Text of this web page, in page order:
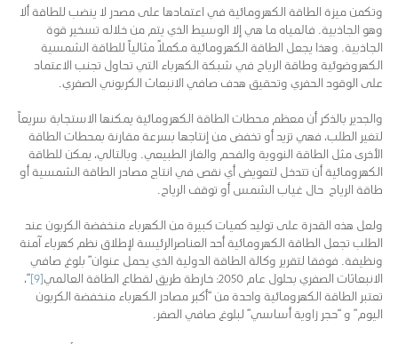
وتكمن ميزة الطاقة الكهرومائية في اعتمادها على مصدر لا ينضب للطاقة ألا
وهو الجاذبية. فالمياه ما هي إلا الوسيط الذي يتم من خلاله تسخير قوة
الجاذبية. وهذا يجعل الطاقة الكهرومائية مكملاً مثالياً للطاقة الشمسية
الكهروضوئية وطاقة الرياح في شبكة الكهرباء التي تحاول تجنب الاعتماد
على الوقود الحفري وتحقيق هدف صافي الانبعاث الكربوني الصفري.
والجدير بالذكر أن معظم محطات الطاقة الكهرومائية يمكنها الاستجابة سريعاً
لتغير الطلب، فهي تزيد أو تخفض من إنتاجها بسرعة مقارنة بمحطات الطاقة
الأخرى مثل الطاقة النووية والفحم والغاز الطبيعي. وبالتالي، يمكن للطاقة
الكهرومائية أن تتدخل لتعويض أي نقص في انتاج مصادر الطاقة الشمسية أو
طاقة الرياح حال غياب الشمس أو توقف الرياح.
ولعل هذه القدرة على توليد كميات كبيرة من الكهرباء منخفضة الكربون عند
الطلب تجعل الطاقة الكهرومائية أحد العناصرالرئيسة لإطلاق نظم كهرباء آمنة
ونظيفة. فوفقا لتقرير وكالة الطاقة الدولية الذي يحمل عنوان” بلوغ صافي
الانبعاثات الصفري بحلول عام 2050: خارطة طريق لقطاع الطاقة العالمي
[9] “،
تعتبر الطاقة الكهرومائية واحدة من “أكبر مصادر الكهرباء منخفضة الكربون
اليوم” و “حجر زاوية أساسي” لبلوغ صافي الصفر.